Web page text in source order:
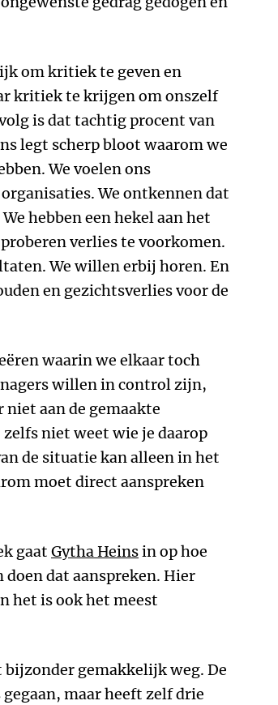
om kritiek te geven en
kritiek te krijgen om onszelf
is dat tachtig procent van
legt scherp bloot waarom we
We voelen ons
We ontkennen dat
hebben een hekel aan het
verlies te voorkomen.
We willen erbij horen. En
en gezichtsverlies voor de
waarin we elkaar toch
willen in control zijn,
niet aan de gemaakte
niet weet wie je daarop
de situatie kan alleen in het
moet direct aanspreken
gaat Gytha Heinsin op hoe
dat aanspreken. Hier
het is ook het meest
bijzonder gemakkelijk weg. De
maar heeft zelf drie